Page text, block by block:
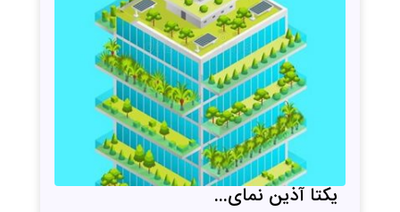
یکتا آذین نمای...